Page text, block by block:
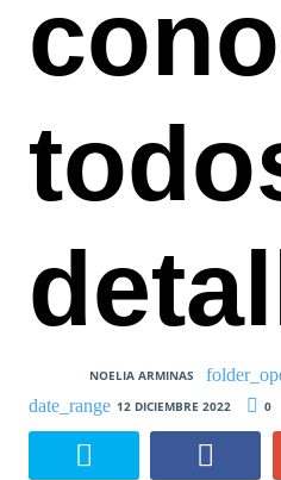
NOELIA ARMINAS
12 DICIEMBRE 2022
0